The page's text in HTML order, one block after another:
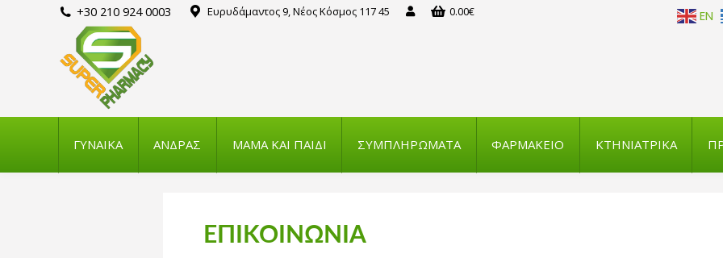
+30 210 924 0003 Ευρυδάμαντος 9, Νέος Κόσμος 117 45 0.00€
ΓΥΝΑΙΚΑ ΑΝΔΡΑΣ ΜΑΜΑ ΚΑΙ ΠΑΙΔΙ ΣΥΜΠΛΗΡΩΜΑΤΑ ΦΑΡΜΑΚΕΙΟ ΚΤΗΝΙΑΤΡΙΚΑ
ΕΠΙΚΟΙΝΩΝΙΑ
EN